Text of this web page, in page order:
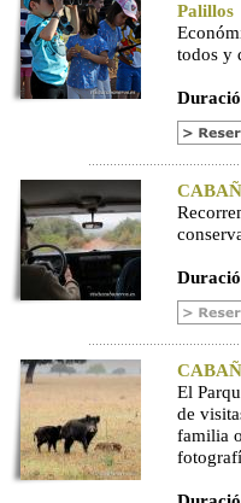
Palillos
todos y
El
de
familia